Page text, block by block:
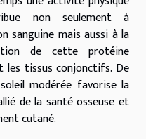
non seulement à
sanguine mais aussi à la
de cette protéine
les tissus conjonctifs. De
modérée favorise la
de la santé osseuse et
cutané.